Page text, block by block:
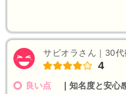
サビオラさん｜30
4
良い点
知名度と安心